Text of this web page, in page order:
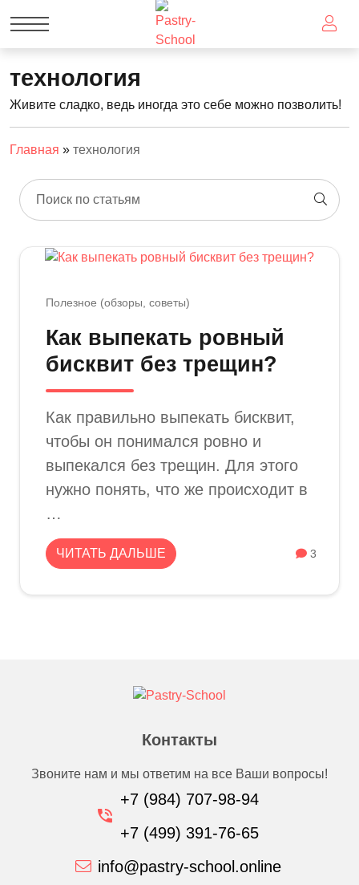
технология
Живите сладко, ведь иногда это себе можно позволить!
Главная » технология
Поиск по статьям
Полезное (обзоры, советы)
Как выпекать ровный
бисквит без трещин?
Как правильно выпекать бисквит,
чтобы он понимался ровно и
выпекался без трещин. Для этого
нужно понять, что же происходит в
…
ЧИТАТЬ ДАЛЬШЕ 3
Контакты
Звоните нам и мы ответим на все Ваши вопросы!
+7 (984) 707-98-94
+7 (499) 391-76-65
info@pastry-school.online